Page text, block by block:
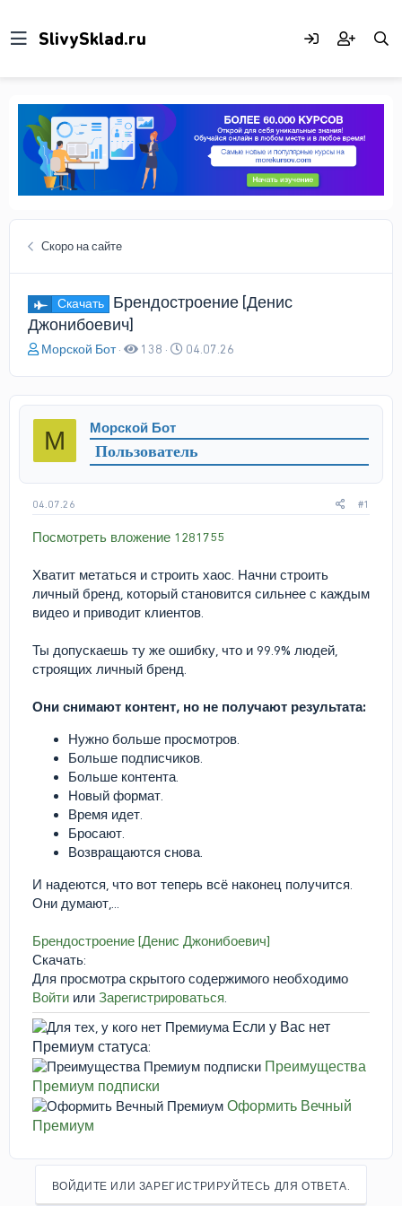
Скоро на сайте
Скачать
Брендостроение [Денис
Джонибоевич]
А
о
р
е
ы
Морской Бот 138
Д
а
ч
а
л
04.07.26
М Морской Бот
Пользователь
04.07.26 #1
Посмотреть вложение 1281755
Хватит метаться и строить хаос. Начни строить
личный бренд, который становится сильнее с каждым
видео и приводит клиентов.
Ты допускаешь ту же ошибку, что и 99.9% людей,
строящих личный бренд.
Они снимают контент, но не получают результата:
Нужно больше просмотров.
Больше подписчиков.
Больше контента.
Новый формат.
Время идет.
Бросают.
Возвращаются снова.
И надеются, что вот теперь всё наконец получится.
Они думают,...
Брендостроение [Денис Джонибоевич]
Скачать:
Для просмотра скрытого содержимого необходимо
Войти или Зарегистрироваться
Если у Вас нет
Премиум статуса:
Преимущества
Премиум подписки
Оформить Вечный
Премиум
ВОЙДИТЕ ИЛИ ЗАРЕГИСТРИРУЙТЕСЬ ДЛЯ ОТВЕТА.